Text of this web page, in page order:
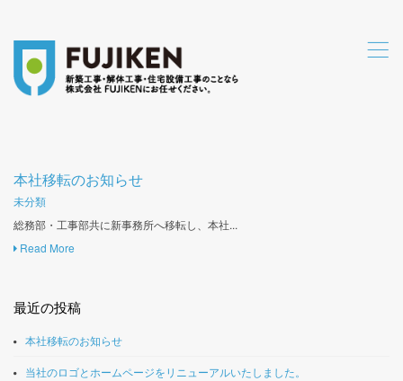
,
本社移転のお知らせ
未分類
総務部・工事部共に新事務所へ移転し、本社...
Read More
最近の投稿
本社移転のお知らせ
当社のロゴとホームページをリニューアルいたしました。